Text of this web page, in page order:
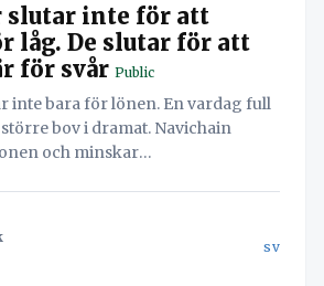
slutar inte för att
låg. De slutar för att
för svår Public
inte bara för lönen. En vardag full
bov i dramat. Navichain
och minskar
sv